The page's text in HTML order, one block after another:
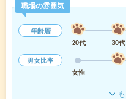
職場の雰囲気
年齢層
20代
30代
男女比率
女性